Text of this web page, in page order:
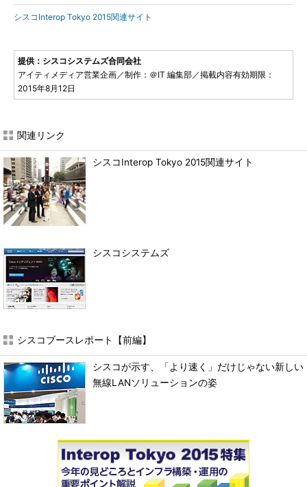
シスコInterop Tokyo 2015関連サイト
提供：シスコシステムズ合同会社
アイティメディア営業企画／制作：＠IT 編集部／掲載内容有効期限：
2015年8月12日
関連リンク
シスコInterop Tokyo 2015関連サイト
シスコシステムズ
シスコブースレポート【前編】
シスコが示す、「より速く」だけじゃない新しい
無線LANソリューションの姿